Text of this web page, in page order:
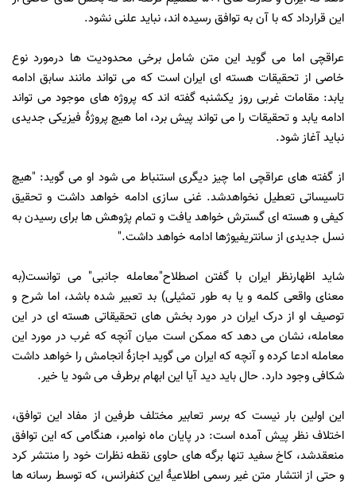
این قرارداد که با آن به توافق رسیده اند، نباید علنی نشود.
عراقچی اما می گوید این متن شامل برخی محدودیت ها درمورد نوع
خاصی از تحقیقات هسته ای ایران است که می تواند مانند سابق ادامه
یابد: مقامات غربی روز یکشنبه گفته اند که پروژه های موجود می تواند
ادامه یابد و تحقیقات را می تواند پیش برد، اما هیچ پروژۀ فیزیکی جدیدی
نباید آغاز شود.
از گفته های عراقچی اما چیز دیگری استنباط می شود او می گوید: "هیچ
تاسیساتی تعطیل نخواهدشد. غنی سازی ادامه خواهد داشت و تحقیق
کیفی و هسته ای گسترش خواهد یافت و تمام پژوهش ها برای رسیدن به
نسل جدیدی از سانتریفیوژها ادامه خواهد داشت."
شاید اظهارنظر ایران با گفتن اصطلاح"معامله جانبی" می توانست(به
معنای واقعی کلمه و یا به طور تمثیلی) بد تعبیر شده باشد، اما شرح و
توصیف او از درک ایران در مورد بخش های تحقیقاتی هسته ای در این
معامله، نشان می دهد که ممکن است میان آنچه که غرب در مورد این
معامله ادعا کرده و آنچه که ایران می گوید اجازۀ انجامش را خواهد داشت
شکافی وجود دارد. حال باید دید آیا این ابهام برطرف می شود یا خیر.
این اولین بار نیست که برسر تعابیر مختلف طرفین از مفاد این توافق،
اختلاف نظر پیش آمده است: در پایان ماه نوامبر، هنگامی که این توافق
منعقدشد، کاخ سفید تنها برگه های حاوی نقطه نظرات خود را منتشر کرد
و حتی از انتشار متن غیر رسمی اطلاعیۀ این کنفرانس، که توسط رسانه ها